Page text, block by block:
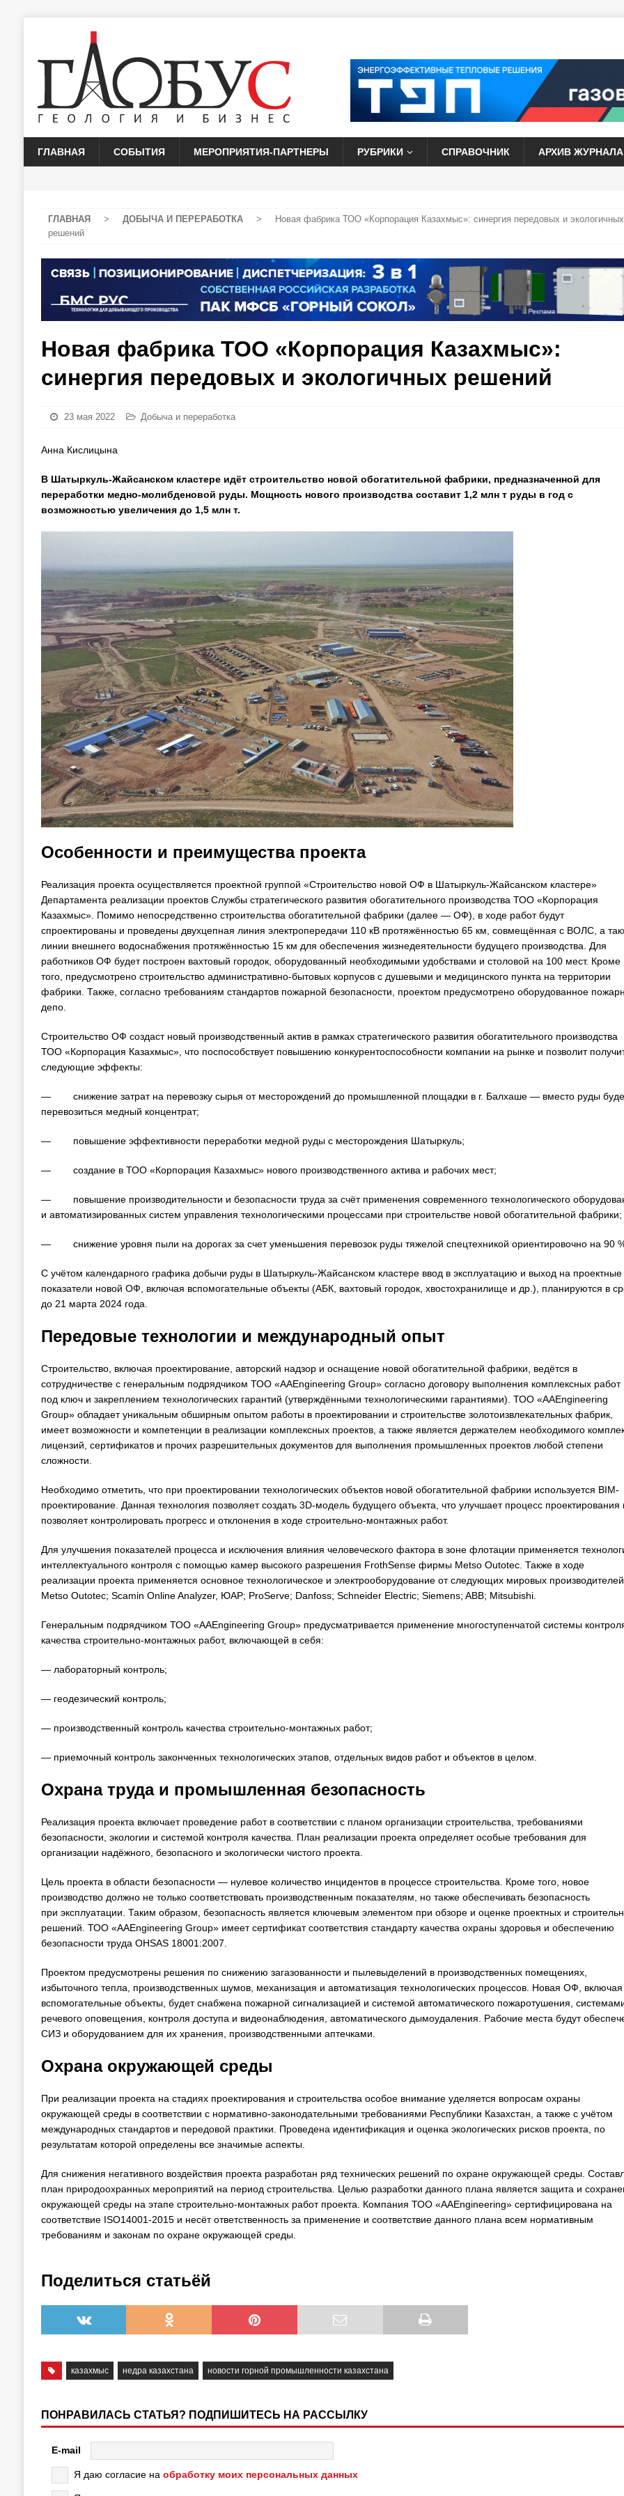
ГЛАВНАЯ СОБЫТИЯ МЕРОПРИЯТИЯ-ПАРТНЕРЫ РУБРИКИ СПРАВОЧНИК АРХИВ ЖУРНАЛА
ГЛАВНАЯ > ДОБЫЧА И ПЕРЕРАБОТКА >
Новая фабрика ТОО «Корпорация Казахмыс»: синергия передовых и экологичных
решений
Новая фабрика ТОО «Корпорация Казахмыс»:
синергия передовых и экологичных решений
23 мая 2022 Добыча и переработка
Анна Кислицына
В Шатыркуль-Жайсанском кластере идёт строительство новой обогатительной фабрики, предназначенной для
переработки медно-молибденовой руды. Мощность нового производства составит 1,2 млн т руды в год с
возможностью увеличения до 1,5 млн т.
Особенности и преимущества проекта
Реализация проекта осуществляется проектной группой «Строительство новой ОФ в Шатыркуль-Жайсанском кластере»
Департамента реализации проектов Службы стратегического развития обогатительного производства ТОО «Корпорация
Казахмыс». Помимо непосредственно строительства обогатительной фабрики (далее — ОФ), в ходе работ будут
спроектированы и проведены двухцепная линия электропередачи 110 кВ протяжённостью 65 км, совмещённая с ВОЛС, а
линии внешнего водоснабжения протяжённостью 15 км для обеспечения жизнедеятельности будущего производства. Для
работников ОФ будет построен вахтовый городок, оборудованный необходимыми удобствами и столовой на 100 мест. Кроме
того, предусмотрено строительство административно-бытовых корпусов с душевыми и медицинского пункта на территории
фабрики. Также, согласно требованиям стандартов пожарной безопасности, проектом предусмотрено оборудованное
депо.
Строительство ОФ создаст новый производственный актив в рамках стратегического развития обогатительного производства
ТОО «Корпорация Казахмыс», что поспособствует повышению конкурентоспособности компании на рынке и позволит
следующие эффекты:
— снижение затрат на перевозку сырья от месторождений до промышленной площадки в г. Балхаше — вместо руды
перевозиться медный концентрат;
— повышение эффективности переработки медной руды с месторождения Шатыркуль;
— создание в ТОО «Корпорация Казахмыс» нового производственного актива и рабочих мест;
— повышение производительности и безопасности труда за счёт применения современного технологического
и автоматизированных систем управления технологическими процессами при строительстве новой обогатительной фабрики;
— снижение уровня пыли на дорогах за счет уменьшения перевозок руды тяжелой спецтехникой ориентировочно на 90
С учётом календарного графика добычи руды в Шатыркуль-Жайсанском кластере ввод в эксплуатацию и выход на проектные
показатели новой ОФ, включая вспомогательные объекты (АБК, вахтовый городок, хвостохранилище и др.), планируются в
до 21 марта 2024 года.
Передовые технологии и международный опыт
Строительство, включая проектирование, авторский надзор и оснащение новой обогатительной фабрики, ведётся в
сотрудничестве с генеральным подрядчиком ТОО «AAEngineering Group» согласно договору выполнения комплексных работ
под ключ и закреплением технологических гарантий (утверждёнными технологическими гарантиями). ТОО «AAEngineering
Group» обладает уникальным обширным опытом работы в проектировании и строительстве золотоизвлекательных фабрик,
имеет возможности и компетенции в реализации комплексных проектов, а также является держателем необходимого
лицензий, сертификатов и прочих разрешительных документов для выполнения промышленных проектов любой степени
сложности.
Необходимо отметить, что при проектировании технологических объектов новой обогатительной фабрики используется BIM-
проектирование. Данная технология позволяет создать 3D-модель будущего объекта, что улучшает процесс проектирования
позволяет контролировать прогресс и отклонения в ходе строительно-монтажных работ.
Для улучшения показателей процесса и исключения влияния человеческого фактора в зоне флотации применяется
интеллектуального контроля с помощью камер высокого разрешения FrothSense фирмы Metso Outotec. Также в ходе
реализации проекта применяется основное технологическое и электрооборудование от следующих мировых
Metso Outotec; Scamin Online Analyzer, ЮАР; ProServe; Danfoss; Sсhneider Electric; Siemens; ABB; Mitsubishi.
Генеральным подрядчиком ТОО «AAEngineering Group» предусматривается применение многоступенчатой системы
качества строительно-монтажных работ, включающей в себя:
— лабораторный контроль;
— геодезический контроль;
— производственный контроль качества строительно-монтажных работ;
— приемочный контроль законченных технологических этапов, отдельных видов работ и объектов в целом.
Охрана труда и промышленная безопасность
Реализация проекта включает проведение работ в соответствии с планом организации строительства, требованиями
безопасности, экологии и системой контроля качества. План реализации проекта определяет особые требования для
организации надёжного, безопасного и экологически чистого проекта.
Цель проекта в области безопасности — нулевое количество инцидентов в процессе строительства. Кроме того, новое
производство должно не только соответствовать производственным показателям, но также обеспечивать безопасность
при эксплуатации. Таким образом, безопасность является ключевым элементом при обзоре и оценке проектных и
решений. ТОО «AAEngineering Group» имеет сертификат соответствия стандарту качества охраны здоровья и обеспечению
безопасности труда OHSAS 18001:2007.
Проектом предусмотрены решения по снижению загазованности и пылевыделений в производственных помещениях,
избыточного тепла, производственных шумов, механизация и автоматизация технологических процессов. Новая ОФ, включая
вспомогательные объекты, будет снабжена пожарной сигнализацией и системой автоматического пожаротушения,
речевого оповещения, контроля доступа и видеонаблюдения, автоматического дымоудаления. Рабочие места будут
СИЗ и оборудованием для их хранения, производственными аптечками.
Охрана окружающей среды
При реализации проекта на стадиях проектирования и строительства особое внимание уделяется вопросам охраны
окружающей среды в соответствии с нормативно-законодательными требованиями Республики Казахстан, а также с учётом
международных стандартов и передовой практики. Проведена идентификация и оценка экологических рисков проекта, по
результатам которой определены все значимые аспекты.
Для снижения негативного воздействия проекта разработан ряд технических решений по охране окружающей среды.
план природоохранных мероприятий на период строительства. Целью разработки данного плана является защита и
окружающей среды на этапе строительно-монтажных работ проекта. Компания ТОО «AAEngineering» сертифицирована на
соответствие ISO14001-2015 и несёт ответственность за применение и соответствие данного плана всем нормативным
требованиям и законам по охране окружающей среды.
Поделиться статьёй
казахмыс недра казахстана новости горной промышленности казахстана
ПОНРАВИЛАСЬ СТАТЬЯ? ПОДПИШИТЕСЬ НА РАССЫЛКУ
E-mail
Я даю согласие на обработку моих персональных данных